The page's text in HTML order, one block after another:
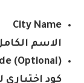
City Name
الاسم
(Optional)
كود اختياري